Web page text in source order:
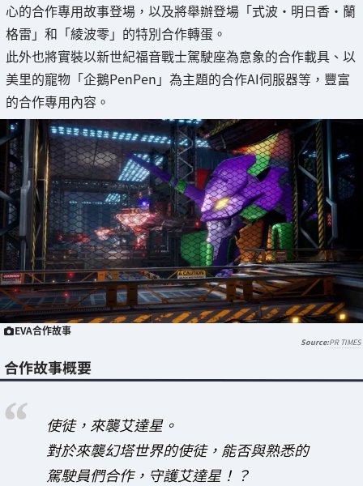
心的合作專用故事登場，以及將舉辦登場「式波·明日香·蘭
格雷」和「綾波零」的特別合作轉蛋。
此外也將實裝以新世紀福音戰士駕駛座為意象的合作載具、以
美里的寵物「企鵝PenPen」為主題的合作AI伺服器等，豐富
的合作專用內容。
EVA合作故事
PR TIMES
合作故事概要
使徒，來襲艾達星。
對於來襲幻塔世界的使徒，能否與熟悉的
駕駛員們合作，守護艾達星！？